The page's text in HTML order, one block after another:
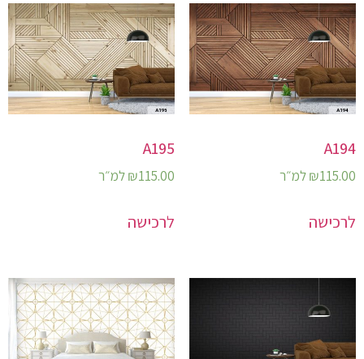
A194
₪115.00 למ״ר
לרכישה
A195
₪115.00 למ״ר
לרכישה